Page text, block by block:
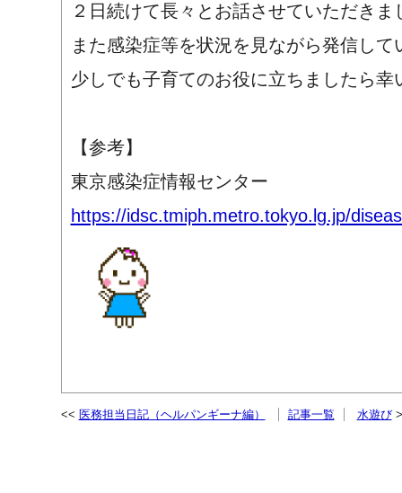
２日続けて長々とお話させていただきま
また感染症等を状況を見ながら発信し
少しでも子育てのお役に立ちましたら幸
【参考】
東京感染症情報センター
https://idsc.tmiph.metro.tokyo.lg.jp/
医務担当日記（ヘルパンギーナ編） 記事一覧 水遊び